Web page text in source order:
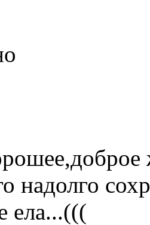
надолго
ела...(((